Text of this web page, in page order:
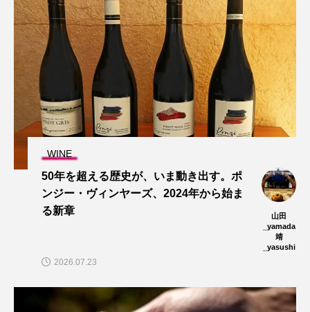
WINE
50年を超える歴史が、いま動き出す。ポ
ンジー・ヴィンヤーズ、2024年から始ま
る新章
山田
_yamada
靖
_yasushi
2026.07.23